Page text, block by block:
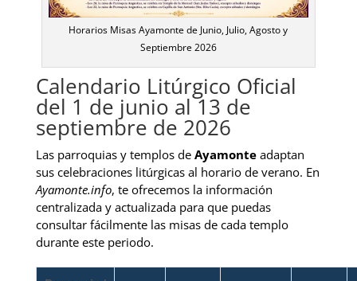
Horarios Misas Ayamonte de Junio, Julio, Agosto y
Septiembre 2026
Calendario Litúrgico Oficial
del 1 de junio al 13 de
septiembre de 2026
Las parroquias y templos de Ayamonteadaptan
sus celebraciones litúrgicas al horario de verano. En
Ayamonte.info, te ofrecemos la información
centralizada y actualizada para que puedas
consultar fácilmente las misas de cada templo
durante este periodo.